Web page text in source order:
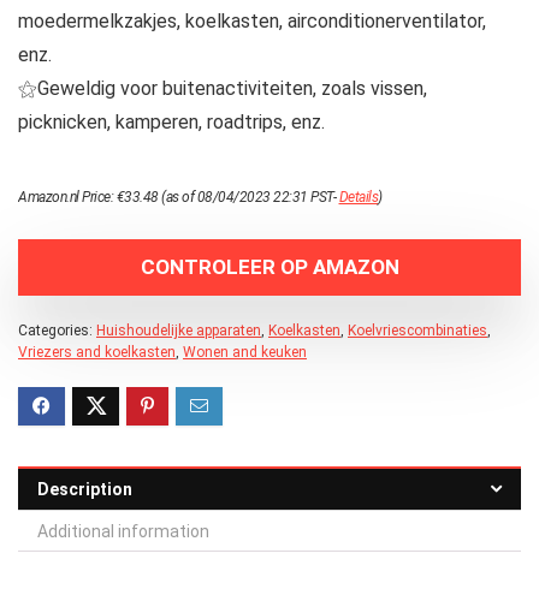
moedermelkzakjes, koelkasten, airconditionerventilator,
enz.
⚝Geweldig voor buitenactiviteiten, zoals vissen,
picknicken, kamperen, roadtrips, enz.
Amazon.nl Price:€33.48(as of 08/04/2023 22:31 PST-Details)
CONTROLEER OP AMAZON
Categories: Huishoudelijke apparaten Koelkasten Koelvriescombinaties
Vriezers and koelkasten Wonen and keuken
Description
Additional information